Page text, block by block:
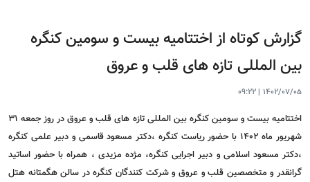
گزارش کوتاه از اختتامیه بیست و سومین کنگره
بین المللی تازه های قلب و عروق
1402/07/05
|
09:22
اختتامیه بیست و سومین کنگره بین المللی تازه های قلب و عروق در روز جمعه 31
شهریور ماه 1402 با حضور ریاست کنگره ،دکتر مسعود قاسمی و دبیر علمی کنگره
،دکتر مسعود اسلامی و دبیر اجرایی کنگره، مژده مزیدی ، همراه با حضور اساتید
گرانقدر و متخصصین قلب و عروق و شرکت کنندگان کنگره در سالن هگمتانه هتل